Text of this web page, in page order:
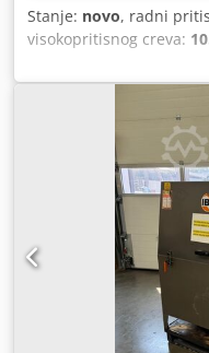
Stanje: novo, radni
visokopritisnog creva:
24
Specifikacije: Trenutni
/ h): 600 - 1300 Radni
(°C): 80 - maks. 155
opterećenjem (kg / h):
(kg/h): 7.6 Chsdpfjwglr
Priključni kabl (m): 5
priborom (kg): 206
1060 Obim isporuke:
Napredna Dužina HD
Specifikacija HD crevo:
snaga mlazniцa Servo
Opcija za rad sa 2